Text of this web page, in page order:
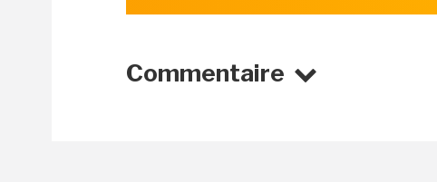
Commentaire